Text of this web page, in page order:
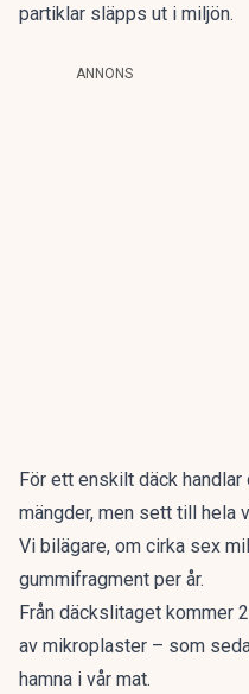
partiklar släpps ut i miljön.
ANNONS
För ett enskilt däck
mängder, men sett till hela
Vi bilägare, om cirka sex
gummifragment per år.
Från däckslitaget kommer
av mikroplaster – som
hamna i vår mat.